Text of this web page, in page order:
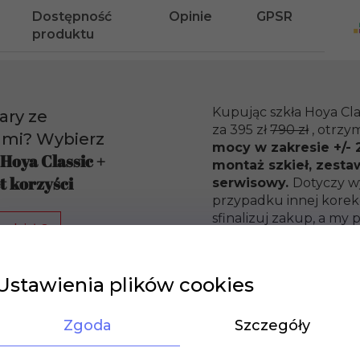
Dostępność
produktu
Opinie GPSR
ze
Wybierz
Classic +
korzyści
działa?
Kupując szkła Hoya
za 395 zł790 zł ,
mocy w zakresie +/-
montaż szkieł,
serwisowy. Dotyczy
przypadku innej
sfinalizuj zakup, a my
plików cookies
Zgoda Szczegóły